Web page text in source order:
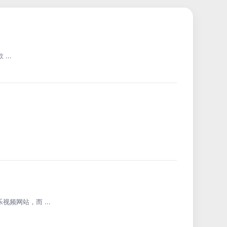
...
视频网站，而 ...